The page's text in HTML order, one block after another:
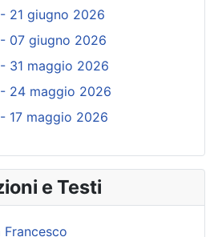
21 giugno 2026
07 giugno 2026
31 maggio 2026
24 maggio 2026
17 maggio 2026
e Testi
Francesco